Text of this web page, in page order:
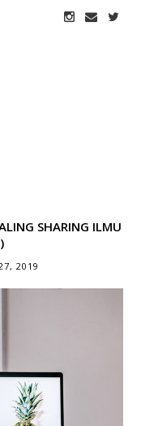
SHARING ILMU
2019